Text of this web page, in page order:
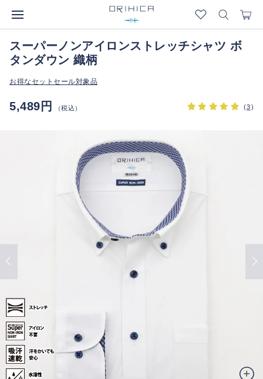
スーパーノンアイロンストレッチシャツ ボ
タンダウン 織柄
お得なセットセール対象品
5,489円 （税込） (3)